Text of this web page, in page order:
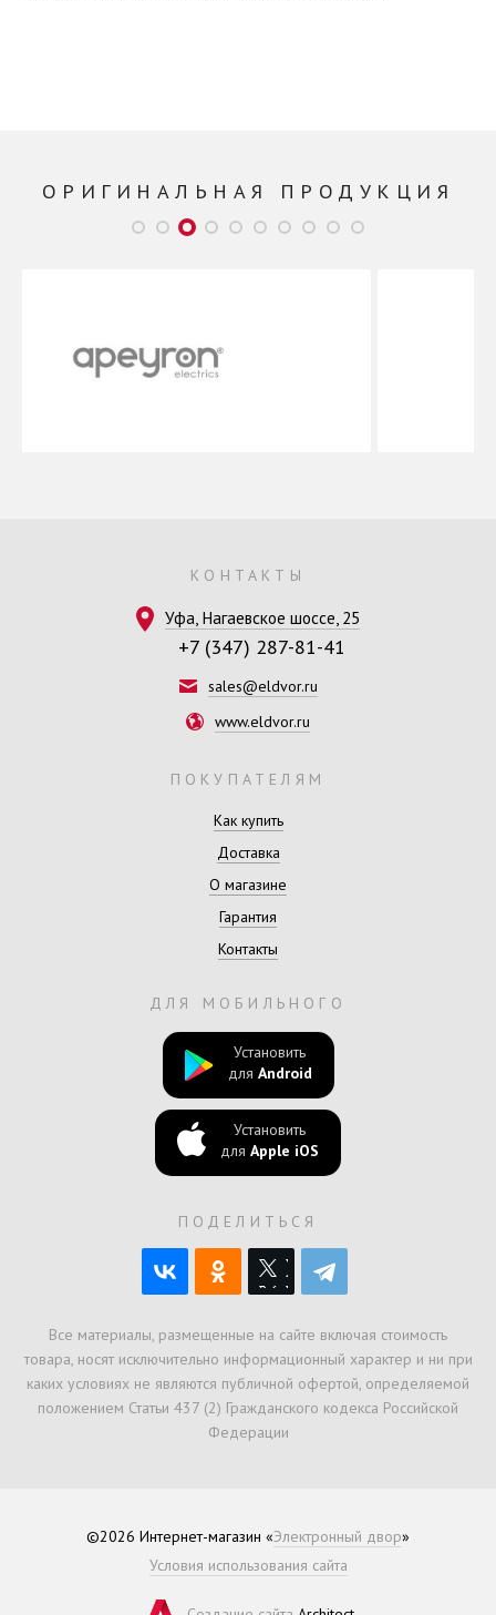
ОРИГИНАЛЬНАЯ ПРОДУКЦИЯ
КОНТАКТЫ
Уфа, Нагаевское шоссе, 25
+7 (347) 287-81-41
sales@eldvor.ru
www.eldvor.ru
ПОКУПАТЕЛЯМ
Как купить
Доставка
О магазине
Гарантия
Контакты
ДЛЯ МОБИЛЬНОГО
Установить
для Android
Установить
для Apple iOS
ПОДЕЛИТЬСЯ
Все материалы, размещенные на сайте включая стоимость
товара, носят исключительно информационный характер и ни при
каких условиях не являются публичной офертой, определяемой
положением Статьи 437 (2) Гражданского кодекса Российской
Федерации
©2026 Интернет-магазин «Электронный двор»
Условия использования сайта